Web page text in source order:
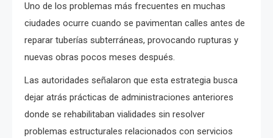
Uno de los problemas más frecuentes en muchas
ciudades ocurre cuando se pavimentan calles antes de
reparar tuberías subterráneas, provocando rupturas y
nuevas obras pocos meses después.
Las autoridades señalaron que esta estrategia busca
dejar atrás prácticas de administraciones anteriores
donde se rehabilitaban vialidades sin resolver
problemas estructurales relacionados con servicios